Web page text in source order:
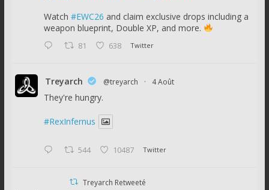
Watch #EWC26 and claim exclusive drops including a
weapon blueprint, Double XP, and more.
81 638 Twitter
Treyarch @treyarch · 4 Août
They're hungry.
#RexInfernus
544 10487 Twitter
Treyarch Retweeté